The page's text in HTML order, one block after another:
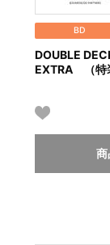
BD
DOUBLE
EXTRA （特
商